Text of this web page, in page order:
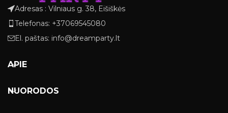
Adresas : Vilniaus g. 38, Eišiškės
Telefonas: +37069545080
El. paštas: info@dreamparty.lt
APIE
NUORODOS